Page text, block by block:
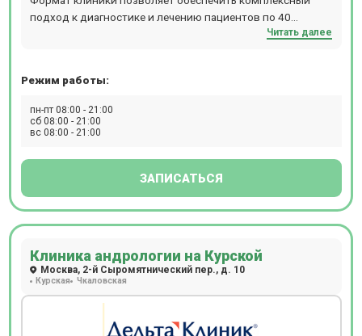
анамнез, возраст, пол, антропометрические показатели и
другие факторы, совокупно присутствующие в каждом
получит помощь каждый, от мала до велика.
подход к диагностике и лечению пациентов по 40
направлениям современной медицины. Открыты
неврологии и другие.
Читать далее
Режим работы:
пн-пт 08:00 - 21:00
сб 08:00 - 21:00
вс 08:00 - 21:00
ЗАПИСАТЬСЯ
Клиника андрологии на Курской
Москва, 2-й Сыромятнический пер., д. 10
Курская Чкаловская